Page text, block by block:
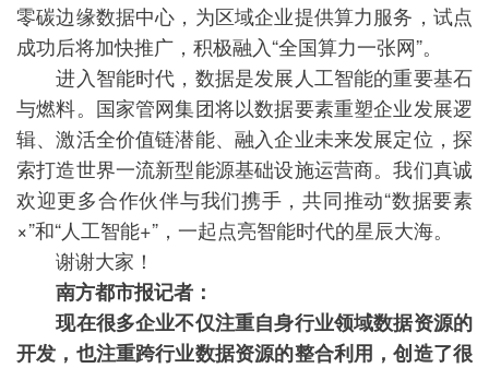
零碳边缘数据中心，为区域企业提供算力服务，试点
成功后将加快推广，积极融入“全国算力一张网”。
进入智能时代，数据是发展人工智能的重要基石
与燃料。国家管网集团将以数据要素重塑企业发展逻
辑、激活全价值链潜能、融入企业未来发展定位，探
索打造世界一流新型能源基础设施运营商。我们真诚
欢迎更多合作伙伴与我们携手，共同推动“数据要素
×”和“人工智能+”，一起点亮智能时代的星辰大海。
谢谢大家！
南方都市报记者：
现在很多企业不仅注重自身行业领域数据资源的
开发，也注重跨行业数据资源的整合利用，创造了很